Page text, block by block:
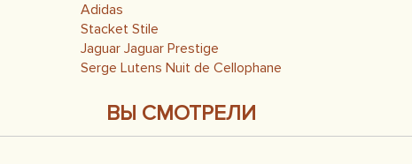
Adidas
Stacket Stile
Jaguar Jaguar Prestige
Serge Lutens Nuit de Cellophane
ВЫ СМОТРЕЛИ